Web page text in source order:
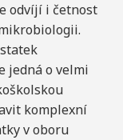
odvíjí i četnost
jedná o velmi
komplexní
v oboru